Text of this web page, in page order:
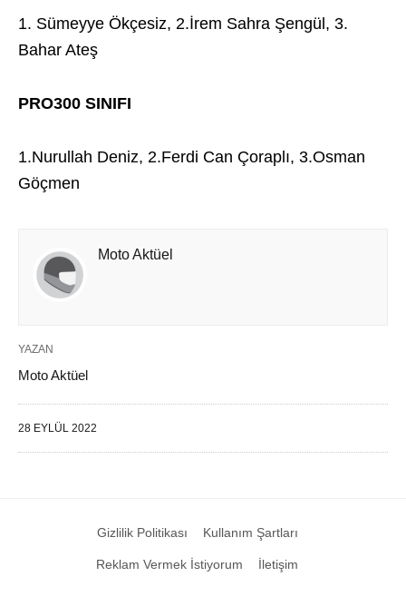
1. Sümeyye Ökçesiz, 2.İrem Sahra Şengül, 3.
Bahar Ateş
PRO300 SINIFI
1.Nurullah Deniz, 2.Ferdi Can Çoraplı, 3.Osman
Göçmen
Moto Aktüel
YAZAN
Moto Aktüel
28 EYLÜL 2022
Gizlilik Politikası Kullanım Şartları
Reklam Vermek İstiyorum İletişim